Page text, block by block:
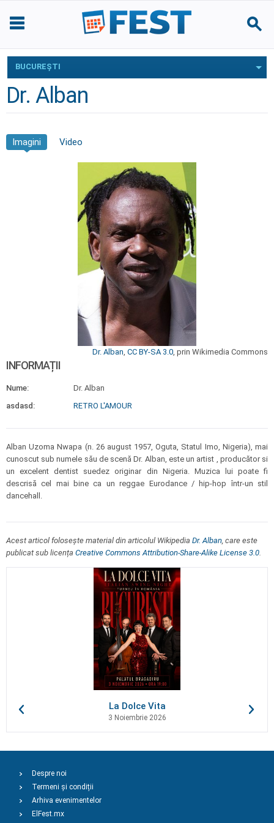
BUCUREŞTI
Dr. Alban
Imagini Video
Dr. Alban, CC BY-SA 3.0, prin Wikimedia Commons
INFORMAȚII
Nume:
Dr. Alban
asdasd:
RETRO L'AMOUR
Alban Uzoma Nwapa (n. 26 august 1957, Oguta, Statul Imo, Nigeria), mai
cunoscut sub numele său de scenă Dr. Alban, este un artist , producător si
un excelent dentist suedez originar din Nigeria. Muzica lui poate fi
descrisă cel mai bine ca un reggae Eurodance / hip-hop într-un stil
dancehall.
Acest articol folosește material din articolul Wikipedia Dr. Alban, care este
publicat sub licența Creative Commons Attribution-Share-Alike License 3.0.
La Dolce Vita
3 Noiembrie 2026
Despre noi
Termeni și condiții
Arhiva evenimentelor
ElFest.mx